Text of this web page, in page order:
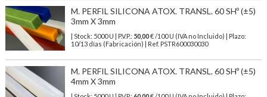
M. PERFIL SILICONA ATOX. TRANSL. 60 SHº (±5)
3mm X 3mm
| Stock: 5000 U | P.V.P.: 50,00€/100 U (IVA no Incluido)
| Plazo:
10/13 días (Fabricación) | Ref. PSTR600030030
M. PERFIL SILICONA ATOX. TRANSL. 60 SHº (±5)
4mm X 3mm